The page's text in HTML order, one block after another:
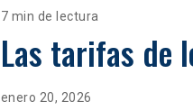
7 min de lectura
Las tarifas de
enero 20, 2026